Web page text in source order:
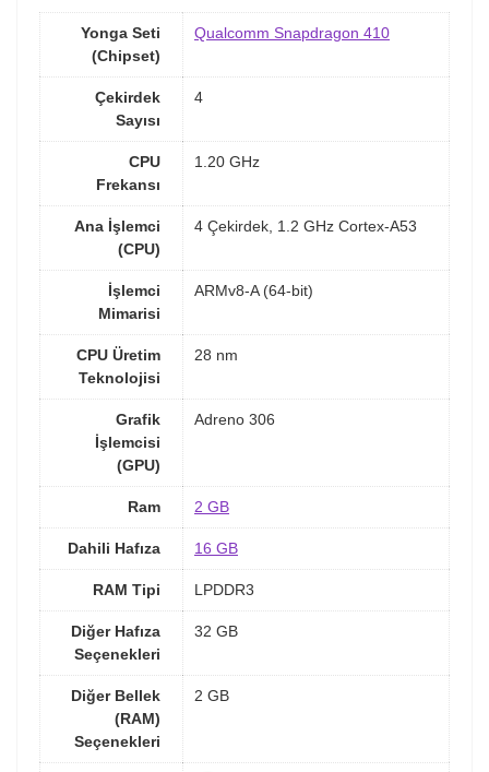
Yonga Seti
(Chipset)
Qualcomm Snapdragon 410
Çekirdek
Sayısı
4
CPU
Frekansı
1.20 GHz
Ana İşlemci
(CPU)
4 Çekirdek, 1.2 GHz Cortex-A53
İşlemci
Mimarisi
ARMv8-A (64-bit)
CPU Üretim
Teknolojisi
28 nm
Grafik
İşlemcisi
(GPU)
Adreno 306
Ram 2 GB
Dahili Hafıza 16 GB
RAM Tipi LPDDR3
Diğer Hafıza
Seçenekleri
32 GB
Diğer Bellek
(RAM)
Seçenekleri
2 GB